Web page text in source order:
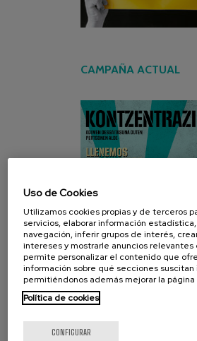
CAMPAÑA ACTUAL
Uso de Cookies
Utilizamos cookies propias y de terceros
servicios, elaborar información
navegación, inferir grupos de interés,
intereses y mostrarle anuncios relevantes
permite personalizar el contenido que
información sobre qué secciones suscitan
permitiéndonos además mejorar la página
Política de cookies
CONFIGURAR